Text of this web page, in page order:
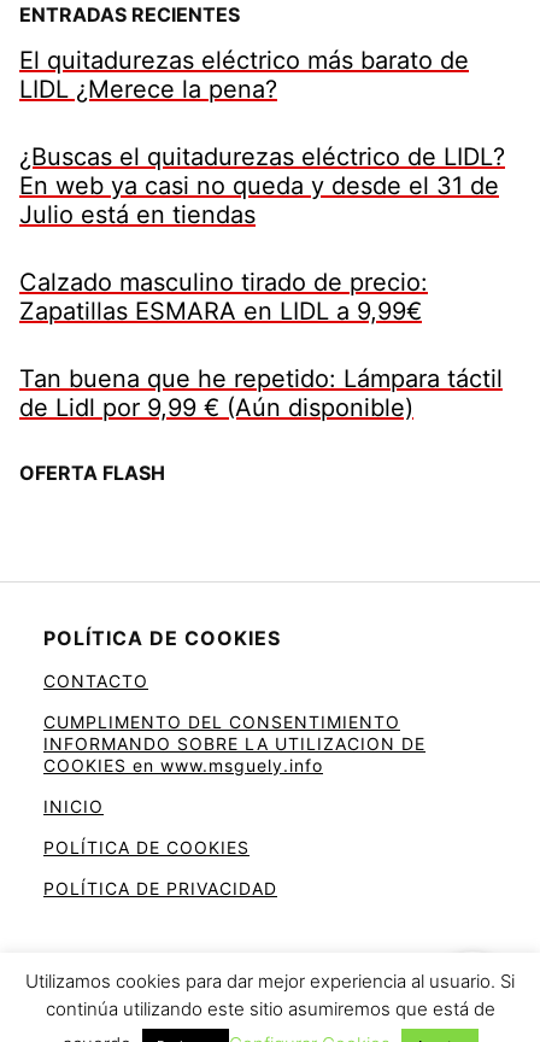
ENTRADAS RECIENTES
El quitadurezas eléctrico más barato de
LIDL ¿Merece la pena?
¿Buscas el quitadurezas eléctrico de LIDL?
En web ya casi no queda y desde el 31 de
Julio está en tiendas
Calzado masculino tirado de precio:
Zapatillas ESMARA en LIDL a 9,99€
Tan buena que he repetido: Lámpara táctil
de Lidl por 9,99 € (Aún disponible)
OFERTA FLASH
POLÍTICA DE COOKIES
CONTACTO
CUMPLIMENTO DEL CONSENTIMIENTO
INFORMANDO SOBRE LA UTILIZACION DE
COOKIES en www.msguely.info
INICIO
POLÍTICA DE COOKIES
POLÍTICA DE PRIVACIDAD
Ahorra en la cesta de la compra
Utilizamos cookies para dar mejor experiencia al usuario. Si
continúa utilizando este sitio asumiremos que está de